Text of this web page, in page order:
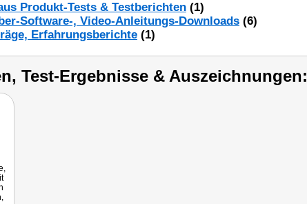
Produkt-Tests & Testberichten (1)
Software-, Video-Anleitungs-Downloads (6)
Erfahrungsberichte (1)
Test-Ergebnisse & Auszeichnungen: